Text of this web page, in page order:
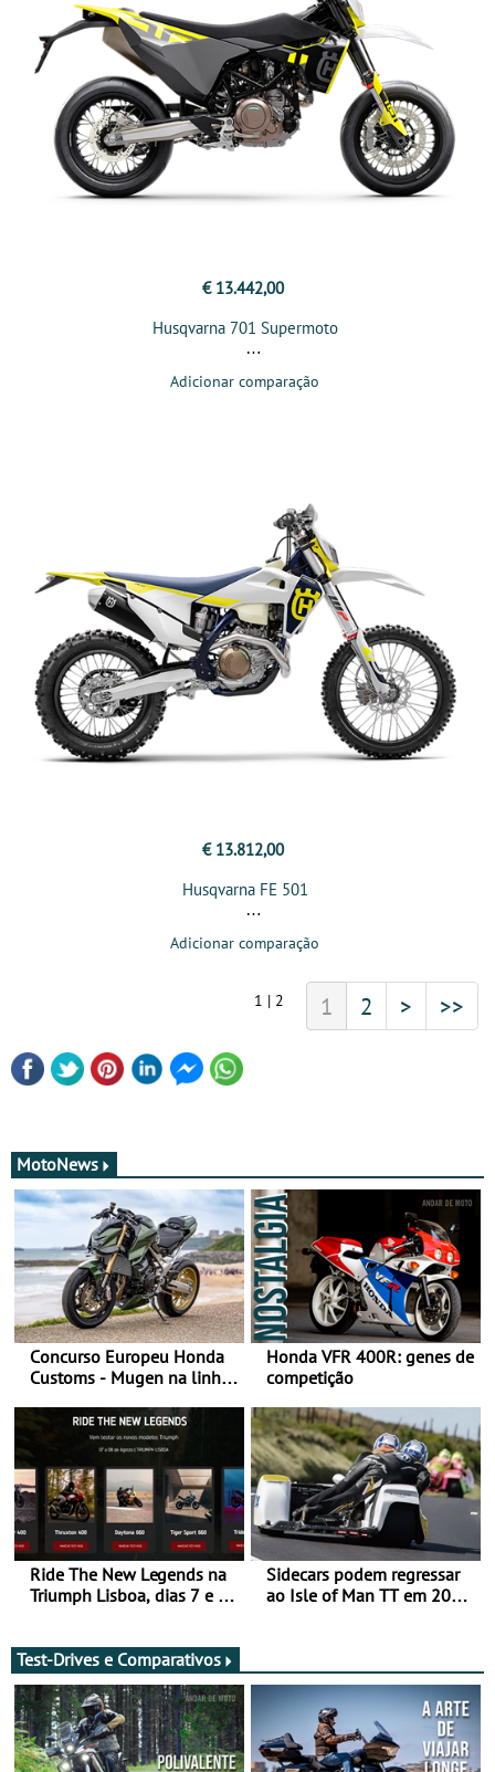
€ 13.442,00
Husqvarna 701 Supermoto
Adicionar comparação
€ 13.812,00
Husqvarna FE 501
Adicionar comparação
1 | 2 1 2 > >>
MotoNews
Concurso Europeu Honda
Customs - Mugen na linha
ganhar
Honda VFR 400R: genes de
competição
Ride The New Legends na
Triumph Lisboa, dias 7 e 8
Sidecars podem regressar
ao Isle of Man TT em 2027
Test-Drives e Comparativos